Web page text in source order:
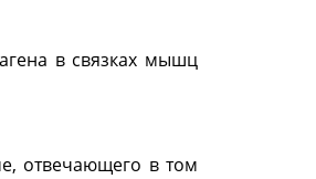
в связках мышц
отвечающего в том